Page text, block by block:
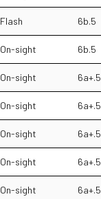
Flash 6b.5
On-sight 6b.5
On-sight 6a+.5
On-sight 6a+.5
On-sight 6a+.5
On-sight 6a+.5
On-sight 6a+.5